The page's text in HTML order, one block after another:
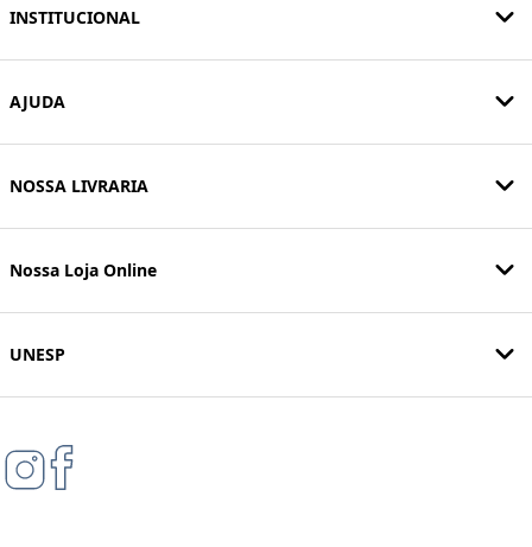
INSTITUCIONAL
AJUDA
NOSSA LIVRARIA
Nossa Loja Online
UNESP